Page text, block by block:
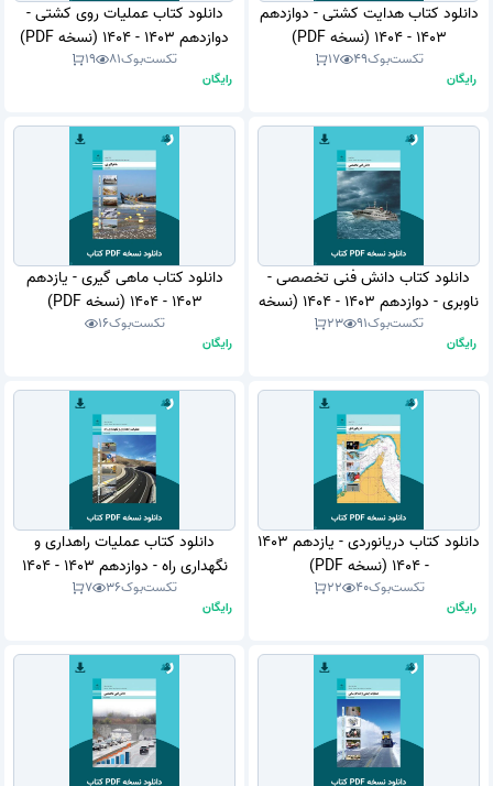
دانلود کتاب هدایت کشتی - دوازدهم
1403 - 1404 (نسخه PDF)
تکست‌بوک49
17
رایگان
دانلود کتاب عملیات روی کشتی -
دوازدهم 1403 - 1404 (نسخه PDF)
تکست‌بوک81
19
رایگان
دانلود کتاب دانش فنی تخصصی -
ناوبری - دوازدهم 1403 - 1404 (نسخه
PDF)
تکست‌بوک91
23
رایگان
دانلود کتاب ماهی گیری - یازدهم
1403 - 1404 (نسخه PDF)
تکست‌بوک16
رایگان
دانلود کتاب دریانوردی - یازدهم 1403
- 1404 (نسخه PDF)
تکست‌بوک40
22
رایگان
دانلود کتاب عملیات راهداری و
نگهداری راه - دوازدهم 1403 - 1404
(نسخه PDF)
تکست‌بوک36
7
رایگان